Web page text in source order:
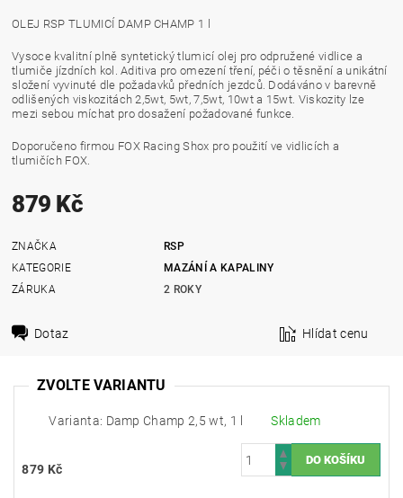
OLEJ RSP TLUMICÍ DAMP CHAMP 1 l
Vysoce kvalitní plně syntetický tlumicí olej pro odpružené vidlice a
tlumiče jízdních kol. Aditiva pro omezení tření, péči o těsnění a unikátní
složení vyvinuté dle požadavků předních jezdců. Dodáváno v barevně
odlišených viskozitách 2,5wt, 5wt, 7,5wt, 10wt a 15wt. Viskozity lze
mezi sebou míchat pro dosažení požadované funkce.
Doporučeno firmou FOX Racing Shox pro použití ve vidlicích a
tlumičích FOX.
879 Kč
ZNAČKA
RSP
KATEGORIE
MAZÁNÍ A KAPALINY
ZÁRUKA
2 ROKY
Dotaz Hlídat cenu
ZVOLTE VARIANTU
Varianta: Damp Champ 2,5 wt, 1 l Skladem
879 Kč